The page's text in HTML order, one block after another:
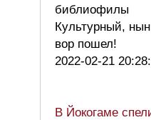
библиофилы
Культурный,
вор пошел!
2022-02-21
В Йокогаме